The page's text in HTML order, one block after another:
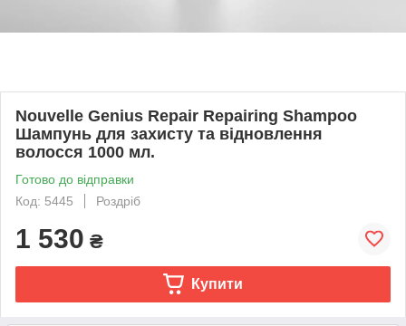
Nouvelle Genius Repair Repairing Shampoo
Шампунь для захисту та відновлення
волосся 1000 мл.
Готово до відправки
Код: 5445
Роздріб
1 530 ₴
Купити